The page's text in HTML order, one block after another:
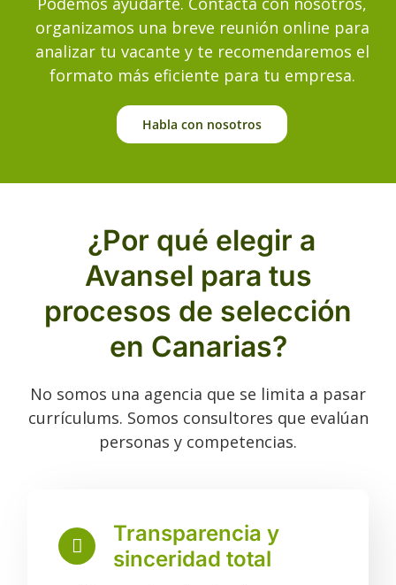
organizamos una breve reunión online para
analizar tu vacante y te recomendaremos el
formato más eficiente para tu empresa.
Habla con nosotros
¿Por qué elegir a
Avansel para tus
procesos de selección
en Canarias?
No somos una agencia que se limita a pasar
currículums. Somos consultores que evalúan
personas y competencias.
Transparencia y
sinceridad total